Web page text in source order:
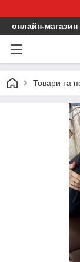
онлайн-
Товари та